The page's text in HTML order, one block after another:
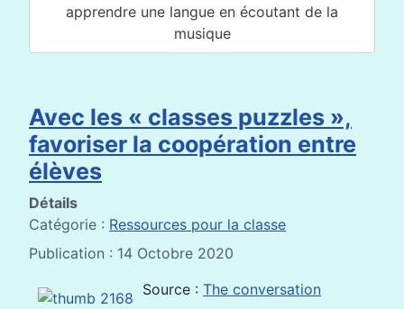
apprendre une langue en écoutant de la
musique
Avec les « classes puzzles »,
favoriser la coopération entre
élèves
Détails
Catégorie : Ressources pour la classe
Publication : 14 Octobre 2020
Source : The conversation